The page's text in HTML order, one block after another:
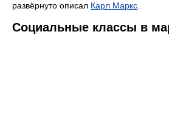
развёрнуто описал Карл Маркс
Социальные классы в